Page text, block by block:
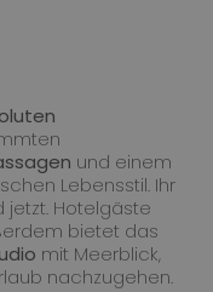
und einem
Lebensstil. Ihr
jetzt. Hotelgäste
bietet das
mit Meerblick,
nachzugehen.